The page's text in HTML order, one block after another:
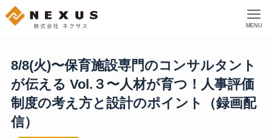
MENU
8/8(火)〜保育施設専門のコンサルタント
が伝える Vol.３〜人材が育つ！人事評価
制度の考え方と設計のポイント（録画配
信）